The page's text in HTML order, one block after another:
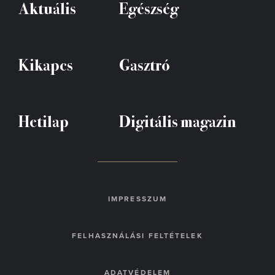
Aktuális Egészség
Kikapcs Gasztró
Hetilap Digitális magazin
IMPRESSZUM
FELHASZNÁLÁSI FELTÉTELEK
ADATVÉDELEM